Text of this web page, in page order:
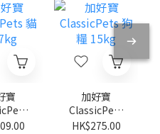
寶
7kg
加好寶
ClassicPets
狗糧 15kg
HK$275.00